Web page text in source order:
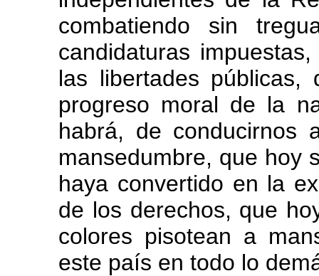
combatiendo sin
candidaturas
las libertades
progreso moral de la
habrá, de conducirnos
mansedumbre, que hoy
haya convertido en la
de los derechos, que
colores pisotean a
este país en todo lo